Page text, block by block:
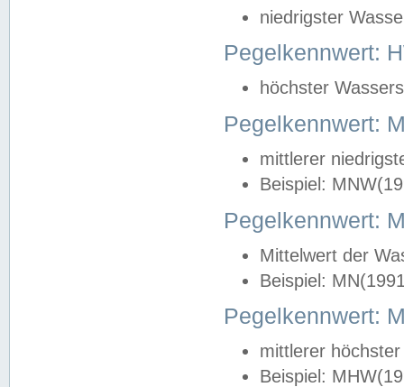
niedrigster
Pegelkennwert:
höchster
Pegelkennwert:
mittlerer
Beispiel:
Pegelkennwert:
Mittelwert der
Beispiel:
Pegelkennwert:
mittlerer
Beispiel: